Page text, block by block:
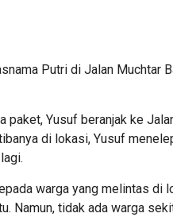
Putri di Jalan Muchtar
paket, Yusuf beranjak ke
di lokasi, Yusuf
warga yang melintas di
Namun, tidak ada warga